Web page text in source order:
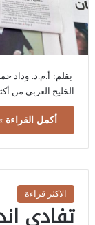
بقلم: أ.م.د. وداد
الخليج العربي من
أكمل القراءة
الاكثر قراءة
تفادي